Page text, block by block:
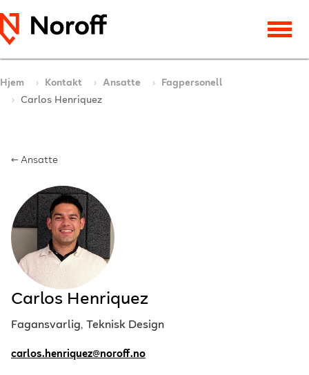
Hjem Kontakt Ansatte
Fagpersonell
Carlos Henriquez
← Ansatte
Carlos Henriquez
Fagansvarlig, Teknisk Design
carlos.henriquez@noroff.no